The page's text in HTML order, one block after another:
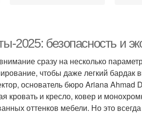
скандинавском стиле
2025: безопасность и
сразу на несколько
чтобы даже легкий бардак
основатель бюро Ariana
кровать и кресло, ковер и
оттенков мебели. Но это